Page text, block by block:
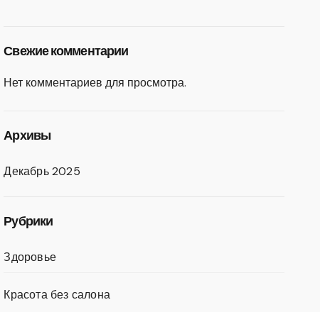
Свежие комментарии
Нет комментариев для просмотра.
Архивы
Декабрь 2025
Рубрики
Здоровье
Красота без салона